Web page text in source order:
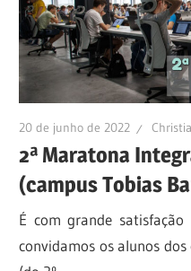
de
Sergipe.
20 de junho de 2022
2ª Maratona
(campus Tobias
É com grande
convidamos os alunos